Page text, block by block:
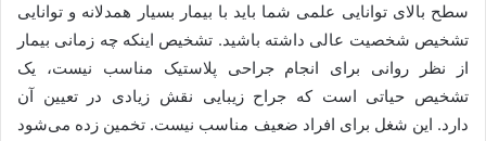
سطح بالای توانایی علمی ‌شما باید با بیمار بسیار همدلانه و توانایی
تشخیص شخصیت عالی داشته باشید. تشخیص اینکه چه زمانی بیمار
از نظر روانی برای انجام جراحی پلاستیک مناسب نیست، یک
تشخیص حیاتی است که جراح زیبایی نقش زیادی در تعیین آن
دارد. این شغل برای افراد ضعیف مناسب نیست. تخمین زده می‌شود